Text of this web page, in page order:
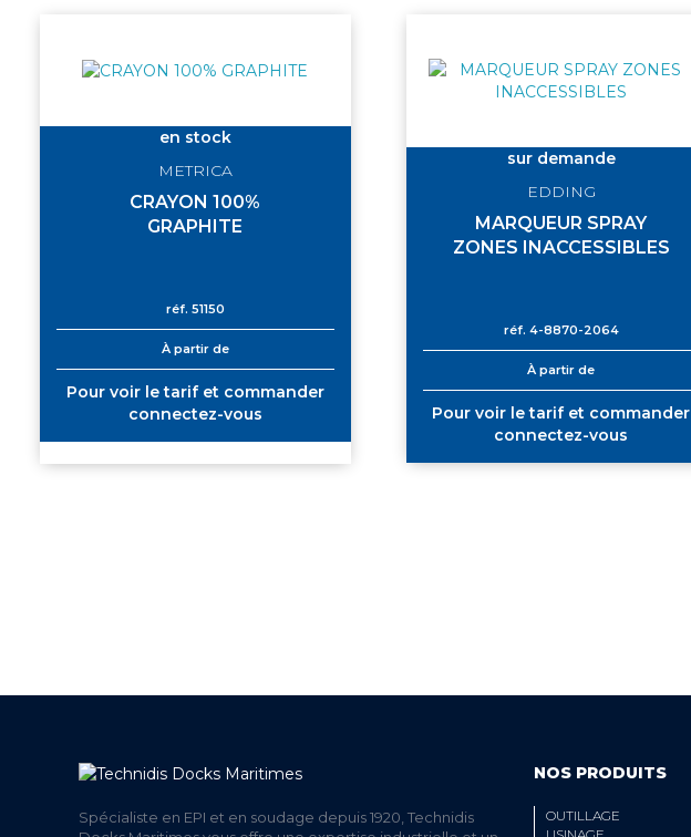
en stock
METRICA
CRAYON 100%
GRAPHITE
réf. 51150
À partir de
Pour voir le tarif et commander
connectez-vous
sur demande
EDDING
MARQUEUR SPRAY
ZONES INACCESSIBLES
réf. 4-8870-2064
À partir de
Pour voir le tarif et commander
connectez-vous
Spécialiste en EPI et en soudage depuis 1920, Technidis
NOS PRODUITS
OUTILLAGE